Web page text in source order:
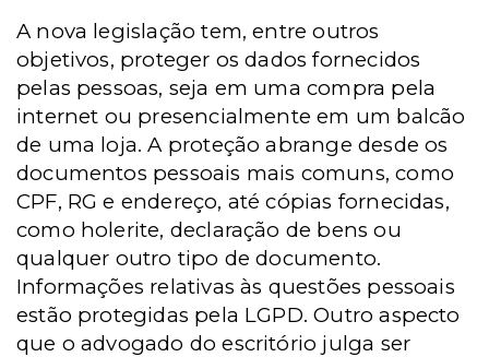
A nova legislação tem, entre outros
objetivos, proteger os dados fornecidos
pelas pessoas, seja em uma compra pela
internet ou presencialmente em um balcão
de uma loja. A proteção abrange desde os
documentos pessoais mais comuns, como
CPF, RG e endereço, até cópias fornecidas,
como holerite, declaração de bens ou
qualquer outro tipo de documento.
Informações relativas às questões pessoais
estão protegidas pela LGPD. Outro aspecto
que o advogado do escritório julga ser